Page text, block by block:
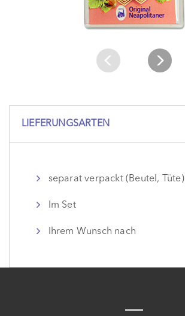
LIEFERUNGSARTEN
separat verpackt (Beutel, Tüte)
Im Set
Ihrem Wunsch nach